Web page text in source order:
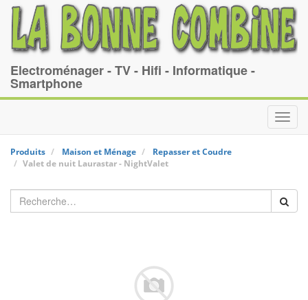
Electroménager - TV - Hifi - Informatique -
Smartphone
Produits Maison et Ménage
Repasser et Coudre
Valet de nuit Laurastar- NightValet